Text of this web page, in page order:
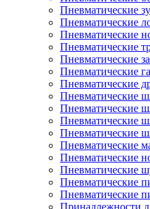
Пневматические
Пневматические
Пневматические
Пневматические
Пневматические
Пневматические
Пневматические
Пневматические
Пневматические
Пневматические
Пневматические
Пневматические
Пневматические
Пневматические
Пневматические
Пневматические
Принадлежности